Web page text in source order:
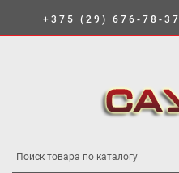
+375 (29) 676-78-37